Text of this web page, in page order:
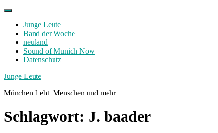
Skip
contentJunge Leute
Band der Woche
neuland
Sound of Munich Now
Datenschutz
Facebook
Twitter
Instagram
Junge Leute
München Lebt. Menschen und mehr.
Schlagwort: J. baader